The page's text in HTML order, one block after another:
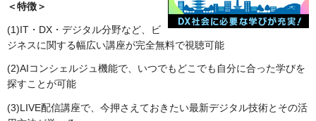
＜特徴＞
(1)IT・DX・デジタル分野など、ビ
ジネスに関する幅広い講座が完全無料で視聴可能
(2)AIコンシェルジュ機能で、いつでもどこでも自分に合った学びを
探すことが可能
(3)LIVE配信講座で、今押さえておきたい最新デジタル技術とその活